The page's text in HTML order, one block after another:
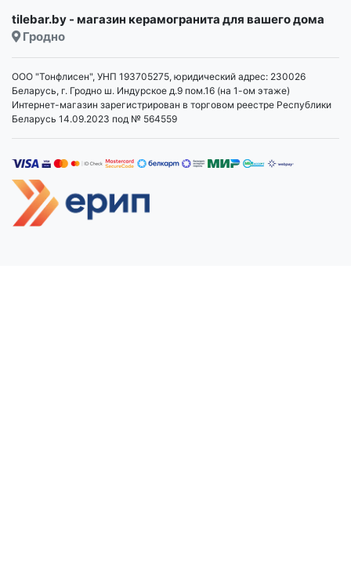
tilebar.by - магазин керамогранита для вашего дома
Гродно
ООО "Тонфлисен", УНП 193705275, юридический адрес: 230026
Беларусь, г. Гродно ш. Индурское д.9 пом.16 (на 1-ом этаже)
Интернет-магазин зарегистрирован в торговом реестре Республики
Беларусь 14.09.2023 под № 564559